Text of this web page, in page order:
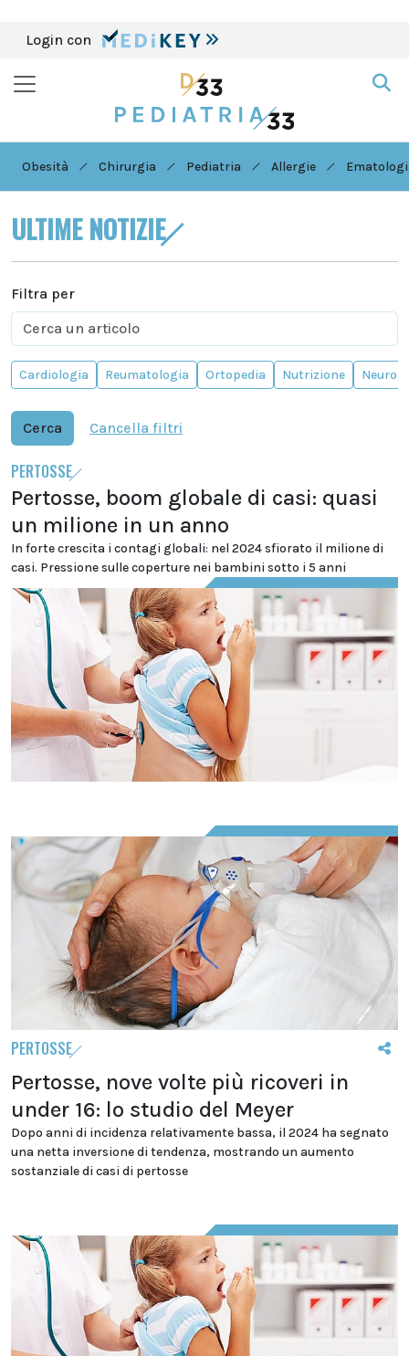
Login con
Obesità Chirurgia Pediatria Allergie
ULTIME NOTIZIE
Filtra per
Cardiologia Reumatologia Ortopedia Nutrizione
Cerca Cancella filtri
PERTOSSE
Pertosse, boom globale di casi: quasi
un milione in un anno
In forte crescita i contagi globali: nel 2024 sfiorato il milione di
casi. Pressione sulle coperture nei bambini sotto i 5 anni
PERTOSSE
Pertosse, nove volte più ricoveri in
under 16: lo studio del Meyer
Dopo anni di incidenza relativamente bassa, il 2024 ha segnato
una netta inversione di tendenza, mostrando un aumento
sostanziale di casi di pertosse